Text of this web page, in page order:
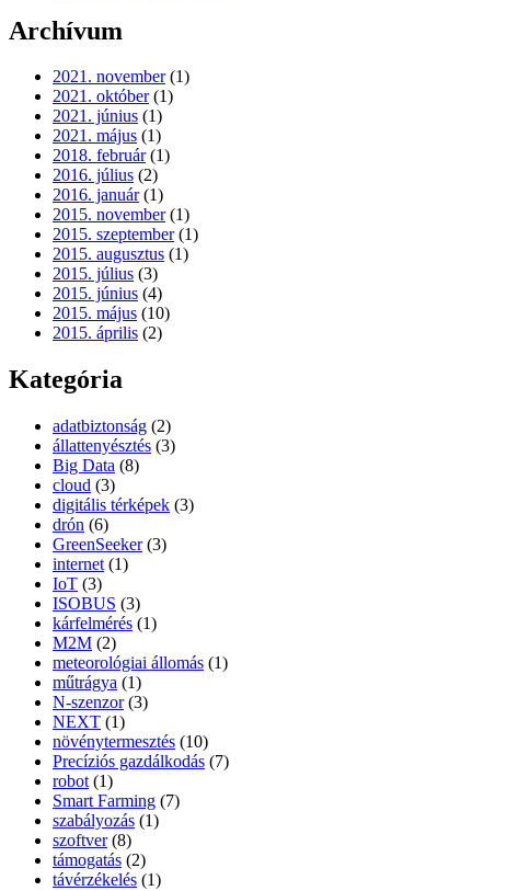
Archívum
2021. november(1)
2021. október(1)
2021. június (1)
2021. május (1)
2018. február(1)
2016. július (2)
2016. január(1)
2015. november(1)
2015. szeptember(1)
2015. augusztus (1)
2015. július (3)
2015. június (4)
2015. május (10)
2015. április (2)
Kategória
adatbiztonság (2)
állattenyésztés (3)
Big Data (8)
cloud (3)
digitális térképek (3)
drón (6)
GreenSeeker(3)
internet (1)
IoT (3)
ISOBUS (3)
kárfelmérés (1)
M2M (2)
meteorológiai állomás (1)
műtrágya (1)
N-szenzor(3)
NEXT (1)
növénytermesztés (10)
Precíziós gazdálkodás (7)
robot (1)
Smart Farming (7)
szabályozás (1)
szoftver(8)
támogatás (2)
távérzékelés (1)